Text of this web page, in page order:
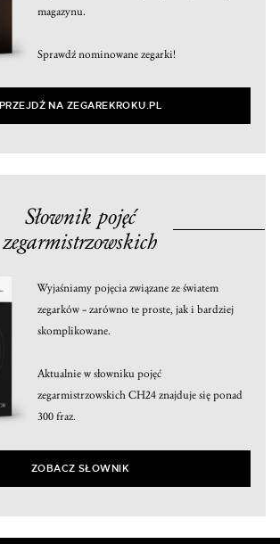
magazynu.
Sprawdź nominowane zegarki!
PRZEJDŹ NA ZEGAREKROKU.PL
Słownik pojęć
zegarmistrzowskich
Wyjaśniamy pojęcia związane ze światem
zegarków – zarówno te proste, jak i bardziej
skomplikowane.
Aktualnie w słowniku pojęć
zegarmistrzowskich CH24 znajduje się ponad
300 fraz.
ZOBACZ SŁOWNIK